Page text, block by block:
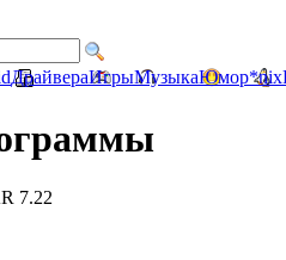
ДрайвераИгрыМузыкаЮмор*nix
7.22